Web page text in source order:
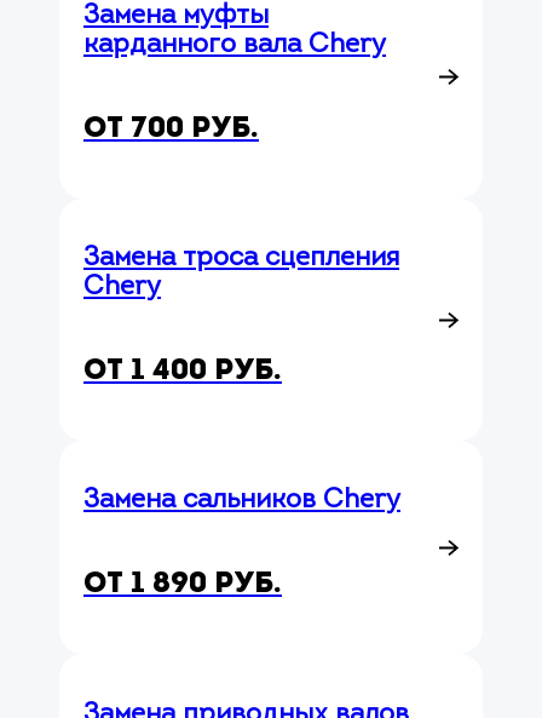
Замена муфты
карданного вала Chery
от 700 руб.
Замена троса сцепления
Chery
от 1 400 руб.
Замена сальников Chery
от 1 890 руб.